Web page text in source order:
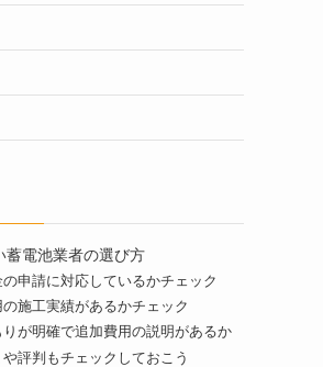
蓄電池業者の選び方
申請に対応しているかチェック
施工実績があるかチェック
が明確で追加費用の説明があるか
評判もチェックしておこう